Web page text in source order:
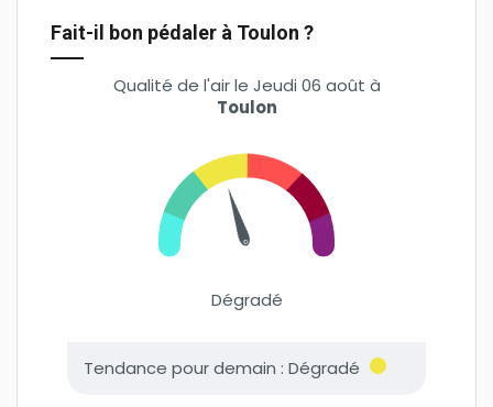
Fait-il bon pédaler à Toulon ?